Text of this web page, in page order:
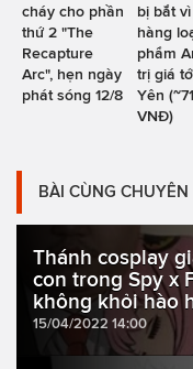
cháy cho phần
thứ 2 "The
Recapture
Arc", hẹn ngày
phát sóng 12/8
bị bắt
hàng
phẩm
trị giá
Yên
VNĐ)
BÀI CÙNG CHUYÊN
Thánh cosplay
con trong Spy x
không khỏi hào
15/04/2022 14:00